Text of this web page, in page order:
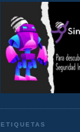
ETIQUETAS